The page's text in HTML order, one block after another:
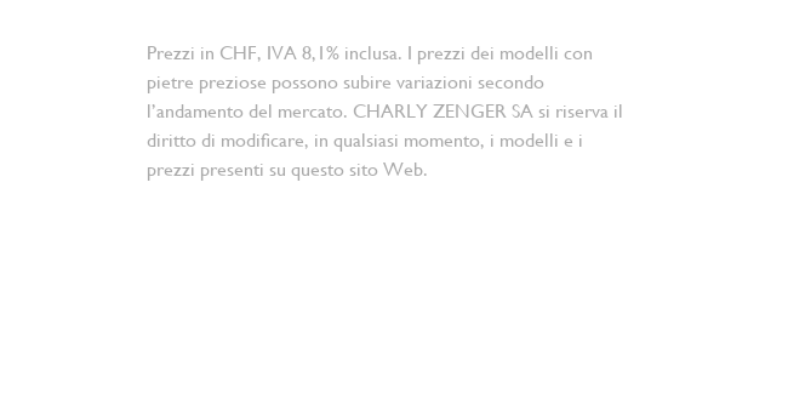
Prezzi in CHF, IVA 8,1% inclusa. I prezzi dei modelli con
pietre preziose possono subire variazioni secondo
l’andamento del mercato. CHARLY ZENGER SA si riserva il
diritto di modificare, in qualsiasi momento, i modelli e i
prezzi presenti su questo sito Web.